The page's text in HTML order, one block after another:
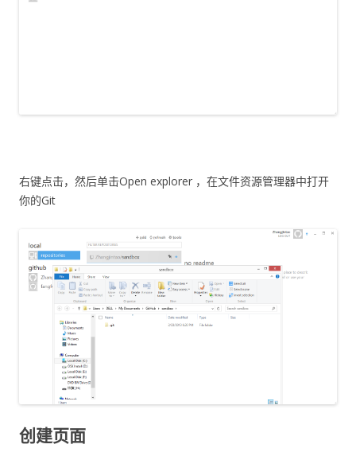
右键点击，然后单击Open explorer ，在文件资源管理器中打开
你的Git
创建页面